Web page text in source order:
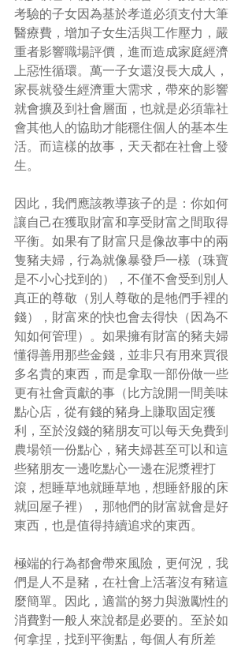
考驗的子女因為基於孝道必須支付大筆
醫療費，增加子女生活與工作壓力，嚴
重者影響職場評價，進而造成家庭經濟
上惡性循環。萬一子女還沒長大成人，
家長就發生經濟重大需求，帶來的影響
就會擴及到社會層面，也就是必須靠社
會其他人的協助才能穩住個人的基本生
活。而這樣的故事，天天都在社會上發
生。
因此，我們應該教導孩子的是：你如何
讓自己在獲取財富和享受財富之間取得
平衡。如果有了財富只是像故事中的兩
隻豬夫婦，行為就像暴發戶一樣（珠寶
是不小心找到的），不僅不會受到別人
真正的尊敬（別人尊敬的是牠們手裡的
錢），財富來的快也會去得快（因為不
知如何管理）。如果擁有財富的豬夫婦
懂得善用那些金錢，並非只有用來買很
多名貴的東西，而是拿取一部份做一些
更有社會貢獻的事（比方說開一間美味
點心店，從有錢的豬身上賺取固定獲
利，至於沒錢的豬朋友可以每天免費到
農場領一份點心，豬夫婦甚至可以和這
些豬朋友一邊吃點心一邊在泥漿裡打
滾，想睡草地就睡草地，想睡舒服的床
就回屋子裡），那牠們的財富就會是好
東西，也是值得持續追求的東西。
極端的行為都會帶來風險，更何況，我
們是人不是豬，在社會上活著沒有豬這
麼簡單。因此，適當的努力與激勵性的
消費對一般人來說都是必要的。至於如
何拿捏，找到平衡點，每個人有所差